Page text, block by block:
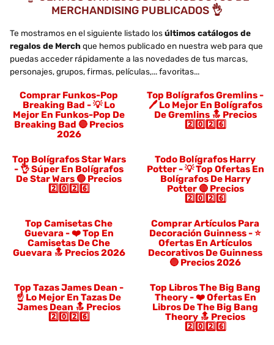
MERCHANDISING PUBLICADOS 👌
Te mostramos en el siguiente listado losúltimos catálogos de
regalos de Merchque hemos publicado en nuestra web para que
puedas acceder rápidamente a las novedades de tus marcas,
personajes, grupos, firmas, películas,... favoritas...
Comprar Funkos-Pop
Breaking Bad - 💡 Lo
Mejor En Funkos-Pop De
Breaking Bad 🔴 Precios
2026
Top Bolígrafos Gremlins -
🖊️ Lo Mejor En Bolígrafos
De Gremlins 🔝 Precios
2️⃣0️⃣2️⃣6️⃣
Top Bolígrafos Star Wars
- 👌 Súper En Bolígrafos
De Star Wars 🔵 Precios
2️⃣0️⃣2️⃣6️⃣
Todo Bolígrafos Harry
Potter - 💡 Top Ofertas En
Bolígrafos De Harry
Potter 🔴 Precios
2️⃣0️⃣2️⃣6️⃣
Top Camisetas Che
Guevara - ❤️ Top En
Camisetas De Che
Guevara 🔝 Precios 2026
Comprar Artículos Para
Decoración Guinness - ⭐️
Ofertas En Artículos
Decorativos De Guinness
🔵 Precios 2026
Top Tazas James Dean -
☝️ Lo Mejor En Tazas De
James Dean 🔝 Precios
2️⃣0️⃣2️⃣6️⃣
Top Libros The Big Bang
Theory - ❤️ Ofertas En
Libros De The Big Bang
Theory 🔝 Precios
2️⃣0️⃣2️⃣6️⃣